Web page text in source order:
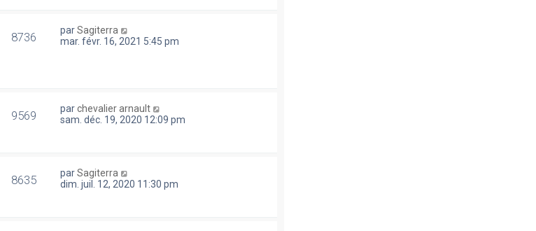
8736 parSagiterra
mar. févr. 16, 2021 5:45 pm
9569 parchevalier arnault
sam. déc. 19, 2020 12:09 pm
8635 parSagiterra
dim. juil. 12, 2020 11:30 pm